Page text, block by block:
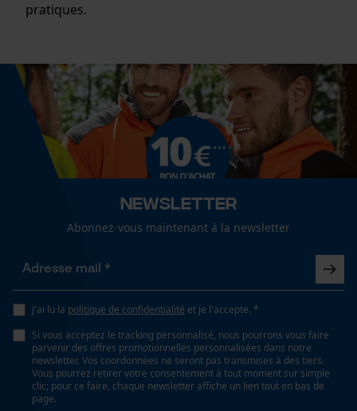
pratiques.
Newsletter
Abonnez-vous maintenant à la newsletter
J'ai lu la politique de confidentialité et je l'accepte. *
Si vous acceptez le tracking personnalisé, nous pourrons vous faire
parvenir des offres promotionnelles personnalisées dans notre
newsletter. Vos coordonnées ne seront pas transmises à des tiers.
Vous pourrez retirer votre consentement à tout moment sur simple
clic; pour ce faire, chaque newsletter affiche un lien tout en bas de
page.
Page d'accueil personnalisée
Panier sauvegardé
Salutation personnelle
Géo-IP et détection des
utilisateurs
Cookies marketing
Google Global Site Tag